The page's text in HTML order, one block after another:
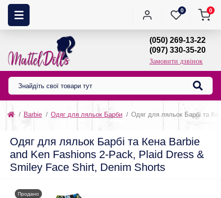
0 0
(050) 269-13-22
(097) 330-35-20
Замовити дзвінок
Barbie Одяг для ляльок Барби Одяг для ляльок Барбі та
Одяг для ляльок Барбі та Кена Barbie
and Ken Fashions 2-Pack, Plaid Dress &
Smiley Face Shirt, Denim Shorts
Продано